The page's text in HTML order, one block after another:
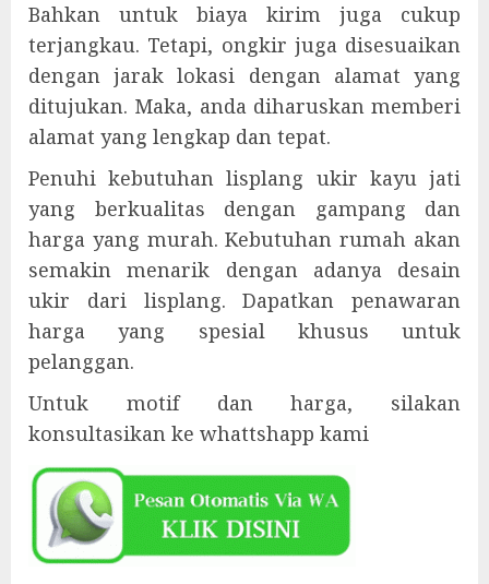
Bahkan untuk biaya kirim juga cukup
terjangkau. Tetapi, ongkir juga disesuaikan
dengan jarak lokasi dengan alamat yang
ditujukan. Maka, anda diharuskan memberi
alamat yang lengkap dan tepat.
Penuhi kebutuhan lisplang ukir kayu jati
yang berkualitas dengan gampang dan
harga yang murah. Kebutuhan rumah akan
semakin menarik dengan adanya desain
ukir dari lisplang. Dapatkan penawaran
harga yang spesial khusus untuk
pelanggan.
Untuk motif dan harga, silakan
konsultasikan ke whattshapp kami